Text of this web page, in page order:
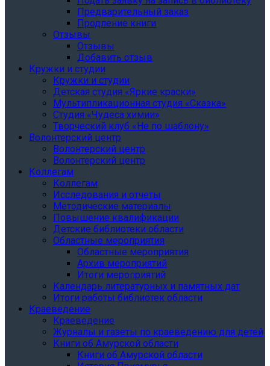
Предварительный заказ
Продление книги
Отзывы
Отзывы
Добавить отзыв
Кружки и студии
Кружки и студии
Детская студия «Яркие краски»
Мультипликационная студия «Сказка»
Студия «Чудеса химии»
Творческий клуб «Не по шаблону»
Волонтерский центр
Волонтерский центр
Волонтерский центр
Коллегам
Коллегам
Исследования и отчеты
Методические материалы
Повышение квалификации
Детские библиотеки области
Областные мероприятия
Областные мероприятия
Архив мероприятий
Итоги мероприятий
Календарь литературных и памятных дат
Итоги работы библиотек области
Краеведение
Краеведение
Журналы и газеты по краеведению для детей
Книги об Амурской области
Книги об Амурской области